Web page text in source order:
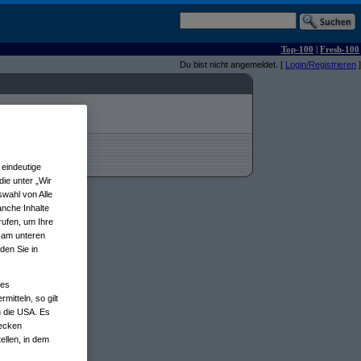
Top-100 | Fresh-100
Du bist nicht angemeldet. [ Login/Registrieren ]
unter „Wir
von Alle
Inhalte
um Ihre
unteren
Sie in
so gilt
die USA. Es
in dem